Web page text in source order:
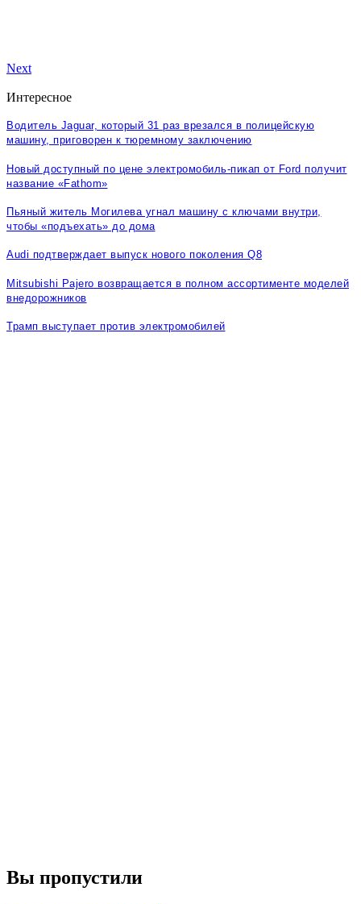
Next
Интересное
Водитель Jaguar, который 31 раз врезался в полицейскую
машину, приговорен к тюремному заключению
Новый доступный по цене электромобиль-пикап от Ford получит
название «Fathom»
Пьяный житель Могилева угнал машину с ключами внутри,
чтобы «подъехать» до дома
Audi подтверждает выпуск нового поколения Q8
Mitsubishi Pajero возвращается в полном ассортименте моделей
внедорожников
Трамп выступает против электромобилей
Вы пропустили